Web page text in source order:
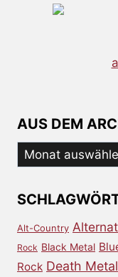
AUS DEM
Aus
dem
Alt-Country
Rock Black Metal
Rock Death Metal